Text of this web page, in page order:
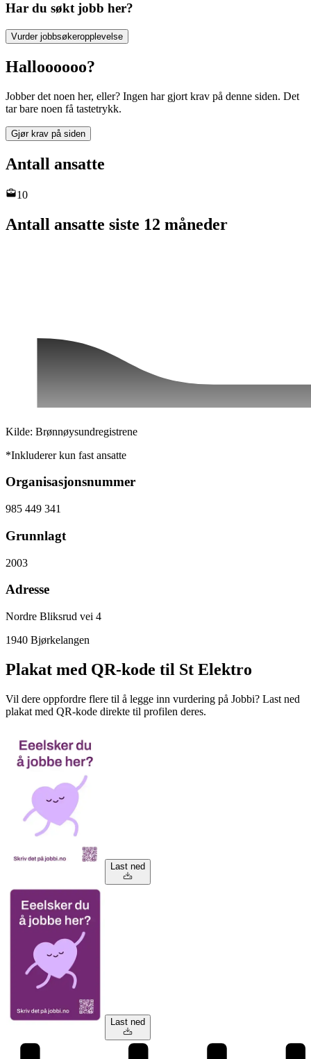
Har du søkt jobb her?
Vurder jobbsøkeropplevelse
Halloooooo?
Jobber det noen her, eller? Ingen har gjort krav på denne siden. Det
tar bare noen få tastetrykk.
Gjør krav på siden
Antall ansatte
10
Antall ansatte siste 12 måneder
Kilde: Brønnøysundregistrene
*Inkluderer kun fast ansatte
Organisasjonsnummer
985 449 341
Grunnlagt
2003
Adresse
Nordre Bliksrud vei 4
1940 Bjørkelangen
Plakat med QR-kode til St Elektro
Vil dere oppfordre flere til å legge inn vurdering på Jobbi? Last ned
plakat med QR-kode direkte til profilen deres.
Last ned
Last ned